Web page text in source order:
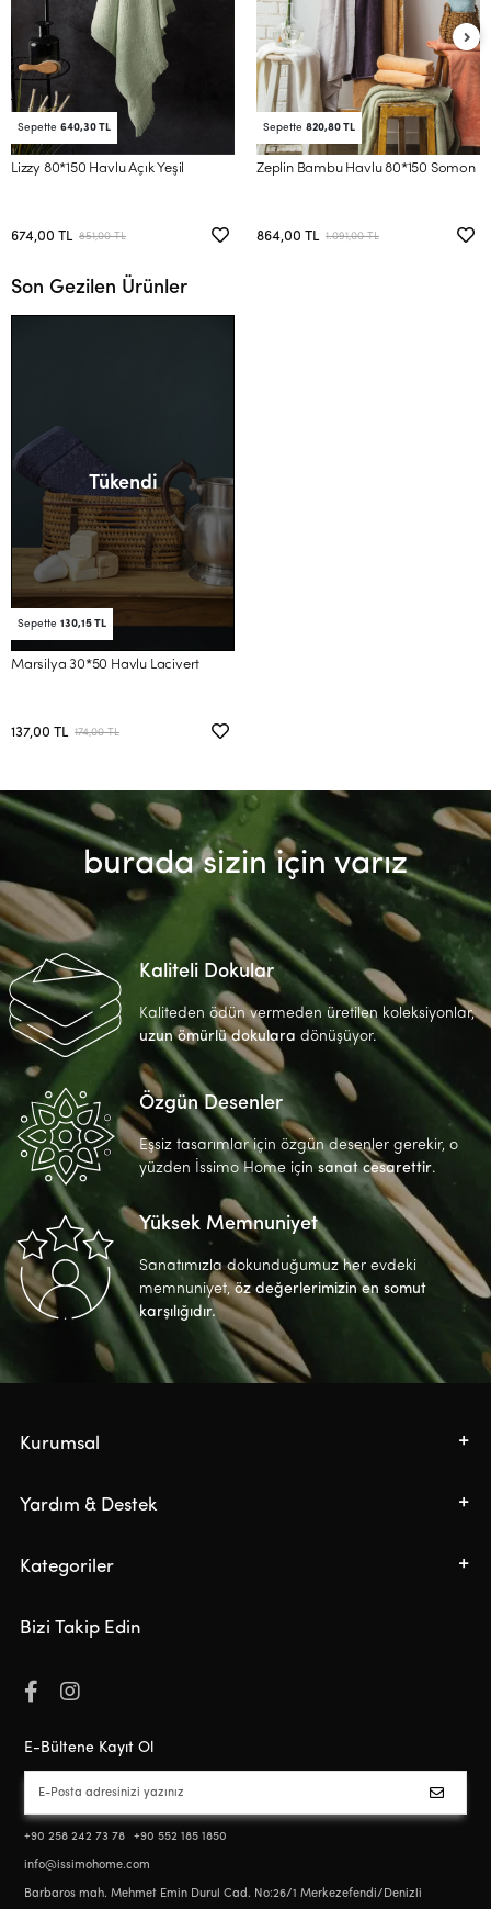
Sepette 640,30 TL
Lizzy 80*150 Havlu Açık Yeşil
674,00 TL 851,00 TL
Sepette 820,80 TL
Zeplin Bambu Havlu 80*150 Somon
864,00 TL 1.091,00 TL
Son Gezilen Ürünler
Sepette 130,15 TL
Tükendi
Marsilya 30*50 Havlu Lacivert
137,00 TL 174,00 TL
burada sizin için varız
Kaliteli Dokular
Kaliteden ödün vermeden üretilen koleksiyonlar,
uzun ömürlü dokulara dönüşüyor.
Özgün Desenler
Eşsiz tasarımlar için özgün desenler gerekir, o
yüzden İssimo Home içinsanat cesarettir.
Yüksek Memnuniyet
Sanatımızla dokunduğumuz her evdeki
memnuniyet, öz değerlerimizin en somut
karşılığıdır.
Kurumsal
Yardım & Destek
Kategoriler
Bizi Takip Edin
E-Bültene Kayıt Ol
+90 258 242 73 78 +90 552 185 1850
info@issimohome.com
Barbaros mah. Mehmet Emin Durul Cad. No:26/1 Merkezefendi/Denizli